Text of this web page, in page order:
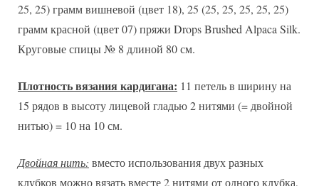
25, 25) грамм вишневой (цвет 18), 25 (25, 25, 25, 25, 25)
грамм красной (цвет 07) пряжи Drops Brushed Alpaca Silk.
Круговые спицы № 8 длиной 80 см.
Плотность вязания кардигана: 11 петель в ширину на
15 рядов в высоту лицевой гладью 2 нитями (= двойной
нитью) = 10 на 10 см.
Двойная нить: вместо использования двух разных
клубков можно вязать вместе 2 нитями от одного клубка,